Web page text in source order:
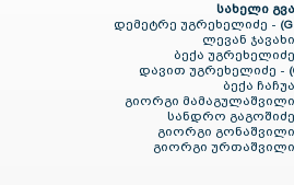
სახელი
დემეტრე უგრეხელიძე -
ლევან
ბექა
დავით უგრეხელიძე -
ბექა
გიორგი
სანდრო
გიორგი
გიორგი